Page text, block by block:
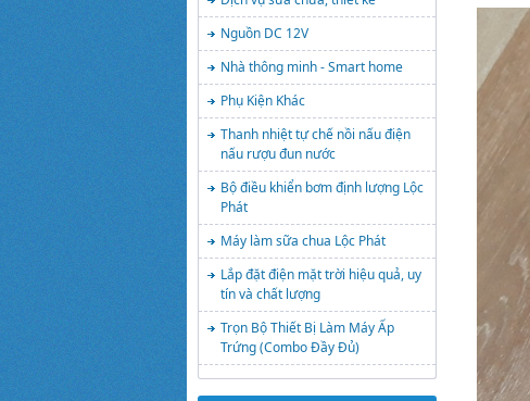
Nguồn DC 12V
Nhà thông minh - Smart home
Phụ Kiện Khác
Thanh nhiệt tự chế nồi nấu điện
nấu rượu đun nước
Bộ điều khiển bơm định lượng Lộc
Phát
Máy làm sữa chua Lộc Phát
Lắp đặt điện mặt trời hiệu quả, uy
tín và chất lượng
Trọn Bộ Thiết Bị Làm Máy Ấp
Trứng (Combo Đầy Đủ)